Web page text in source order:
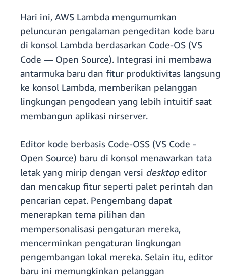
Hari ini, AWS Lambda mengumumkan
peluncuran pengalaman pengeditan kode baru
di konsol Lambda berdasarkan Code-OS (VS
Code — Open Source). Integrasi ini membawa
antarmuka baru dan fitur produktivitas langsung
ke konsol Lambda, memberikan pelanggan
lingkungan pengodean yang lebih intuitif saat
membangun aplikasi nirserver.
Editor kode berbasis Code-OSS (VS Code -
Open Source) baru di konsol menawarkan tata
letak yang mirip dengan versi desktopeditor
dan mencakup fitur seperti palet perintah dan
pencarian cepat. Pengembang dapat
menerapkan tema pilihan dan
mempersonalisasi pengaturan mereka,
mencerminkan pengaturan lingkungan
pengembangan lokal mereka. Selain itu, editor
baru ini memungkinkan pelanggan